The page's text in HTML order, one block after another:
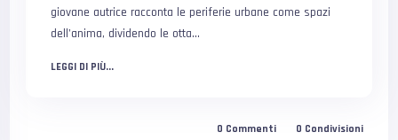
giovane autrice racconta le periferie urbane come spazi
dell’anima, dividendo le otta...
LEGGI DI PIÙ...
0 Commenti 0 Condivisioni